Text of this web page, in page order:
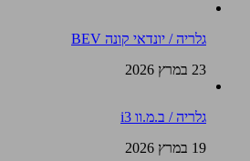
גלריה / יונדאי קונה BEV
23 במרץ 2026
גלריה / ב.מ.וו i3
19 במרץ 2026